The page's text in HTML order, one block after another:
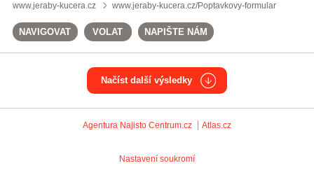
www.jeraby-kucera.cz www.jeraby-kucera.cz/Poptavkovy-formular
NAVIGOVAT VOLAT NAPIŠTE NÁM
Načíst další výsledky
Agentura Najisto Centrum.cz Atlas.cz
Nastavení soukromí